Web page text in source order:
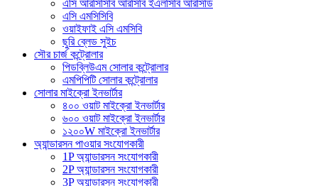
এসি আরসিসিবি আরসিবি ইএলসিবি আরসিডি
এসি এমসিসিবি
ওয়াইফাই এসি এমসিবি
ছুরি ব্লেড সুইচ
সৌর চার্জ কন্ট্রোলার
পিডব্লিউএম সোলার কন্ট্রোলার
এমপিপিটি সোলার কন্ট্রোলার
সোলার মাইক্রো ইনভার্টার
৪০০ ওয়াট মাইক্রো ইনভার্টার
৬০০ ওয়াট মাইক্রো ইনভার্টার
১২০০W মাইক্রো ইনভার্টার
অ্যান্ডারসন পাওয়ার সংযোগকারী
1P অ্যান্ডারসন সংযোগকারী
2P অ্যান্ডারসন সংযোগকারী
3P অ্যান্ডারসন সংযোগকারী